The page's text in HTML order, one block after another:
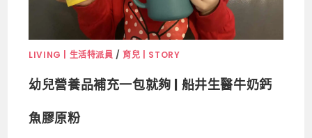
LIVING | 生活特派員 /育兒 | STORY
幼兒營養品補充一包就夠 | 船井生醫牛奶鈣
魚膠原粉